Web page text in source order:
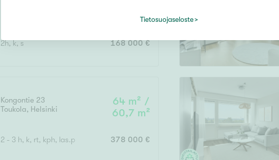
2h, k, s 168 000 €
Kongontie 23
Toukola, Helsinki
64 m² /
60,7 m²
2 - 3 h, k, rt, kph, las.p 378 000 €
Tietosuojaseloste